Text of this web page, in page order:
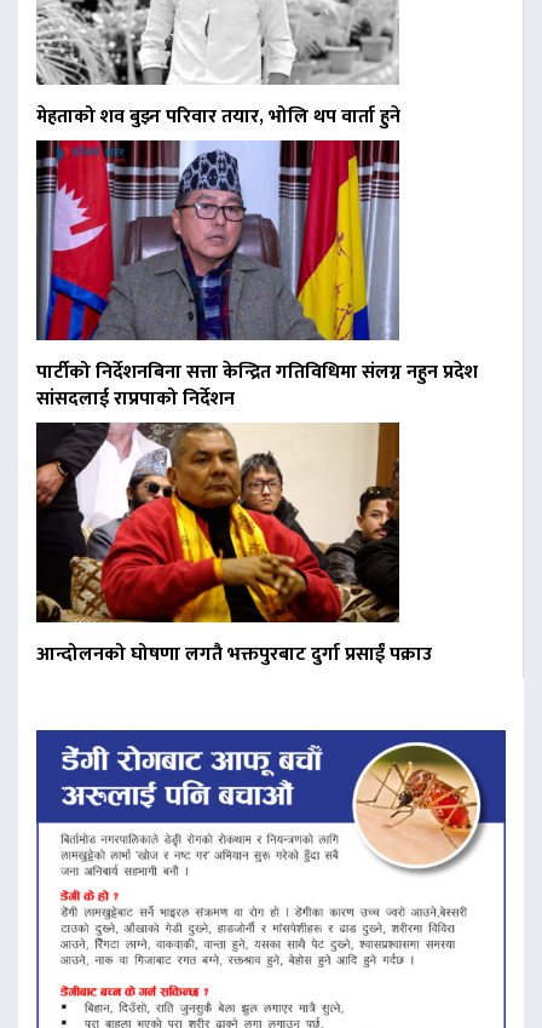
मेहताको शव बुझ्न परिवार तयार, भोलि थप वार्ता हुने
पार्टीको निर्देशनबिना सत्ता केन्द्रित गतिविधिमा संलग्न नहुन प्रदेश
सांसदलाई राप्रपाको निर्देशन
आन्दोलनको घोषणा लगतै भक्तपुरबाट दुर्गा प्रसाईं पक्राउ